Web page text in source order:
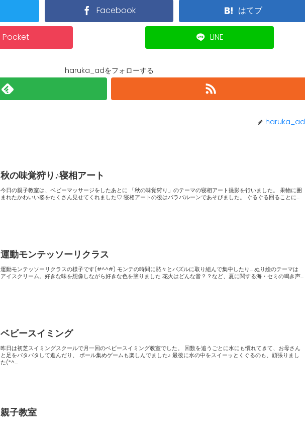
Facebook はてブ
Pocket LINE
haruka_adをフォローする
haruka_ad
秋の味覚狩り♪寝相アート
今日の親子教室は、ベビーマッサージをしたあとに 「秋の味覚狩り」のテーマの寝相アート撮影を行いました。 果物に囲
まれたかわいい姿をたくさん見せてくれました♡ 寝相アートの後はパラバルーンであそびました。 ぐるぐる回ることに...
運動モンテッソーリクラス
運動モンテッソーリクラスの様子です(#^^#) モンテの時間に黙々とパズルに取り組んで集中したり… ぬり絵のテーマは
アイスクリーム。好きな味を想像しながら好きな色を塗りました 花火はどんな音？？など、夏に関する海・セミの鳴き声...
ベビースイミング
昨日は初芝スイミングスクールで月一回のベビースイミング教室でした。 回数を追うごとに水にも慣れてきて、お母さん
と足をバタバタして進んだり、 ボール集めゲームも楽しんでました♪ 最後に水の中をスイーッとくぐるのも、頑張りまし
た(*^...
親子教室